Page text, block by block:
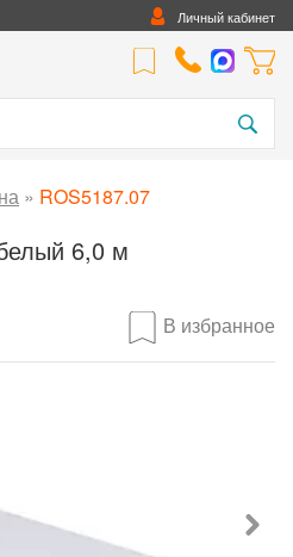
Личный кабинет
» ROS5187.07
6,0 м
В избранное